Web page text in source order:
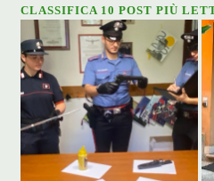
CLASSIFICA 10 POST PIÙ